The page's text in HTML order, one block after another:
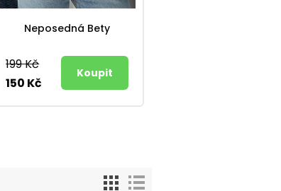
Neposedná Bety
199 Kč
150 Kč